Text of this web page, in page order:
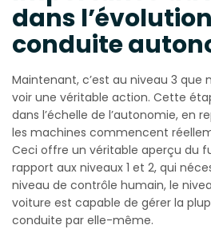
dans
conduite
Maintenant, c’est au niveau 3 que
voir une véritable action. Cette
dans l’échelle de l’autonomie, en
les machines commencent
Ceci offre un véritable aperçu du
rapport aux niveaux 1 et 2, qui
niveau de contrôle humain, le
voiture est capable de gérer la
conduite par elle-même.